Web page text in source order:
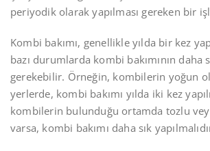
periyodik olarak yapılması gereken bir
Kombi bakımı, genellikle yılda bir kez
bazı durumlarda kombi bakımının daha
gerekebilir. Örneğin, kombilerin yoğun
yerlerde, kombi bakımı yılda iki kez
kombilerin bulunduğu ortamda tozlu
varsa, kombi bakımı daha sık